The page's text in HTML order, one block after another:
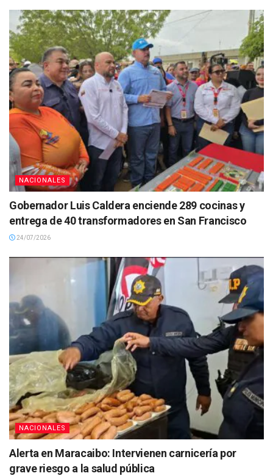
NACIONALES
Gobernador Luis Caldera enciende 289 cocinas y
entrega de 40 transformadores en San Francisco
24/07/2026
NACIONALES
Alerta en Maracaibo: Intervienen carnicería por
grave riesgo a la salud pública